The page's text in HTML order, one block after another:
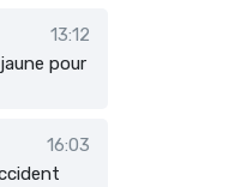
13:12
pour
16:03